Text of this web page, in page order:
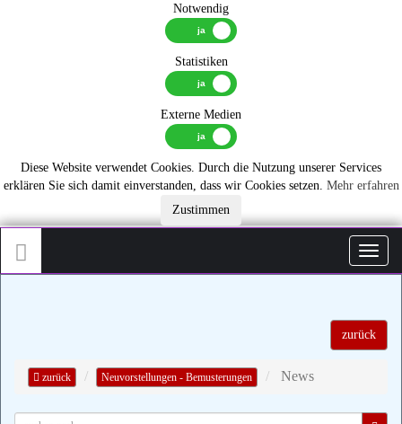
Notwendig
Statistiken
Externe Medien
Diese Website verwendet Cookies. Durch die Nutzung unserer Services
erklären Sie sich damit einverstanden, dass wir Cookies setzen. Mehr erfahren
Zustimmen
zurück
zurück Neuvorstellungen - Bemusterungen News